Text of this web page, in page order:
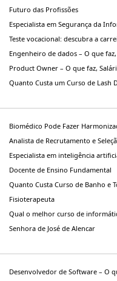
Futuro das Profissões
Especialista em Segurança da
Teste vocacional: descubra a
Engenheiro de dados – O que
Product Owner – O que faz,
Quanto Custa um Curso de Lash
Biomédico Pode Fazer
Analista de Recrutamento e
Especialista em inteligência
Docente de Ensino Fundamental
Quanto Custa Curso de Banho e
Fisioterapeuta
Qual o melhor curso de
Senhora de José de Alencar
Desenvolvedor de Software – O